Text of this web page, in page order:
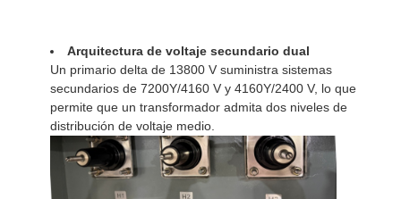
Arquitectura de voltaje secundario dual
Un primario delta de 13800 V suministra sistemas
secundarios de 7200Y/4160 V y 4160Y/2400 V, lo que
permite que un transformador admita dos niveles de
distribución de voltaje medio.